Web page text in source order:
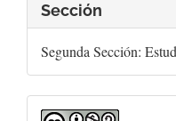
Sección
Segunda Sección: